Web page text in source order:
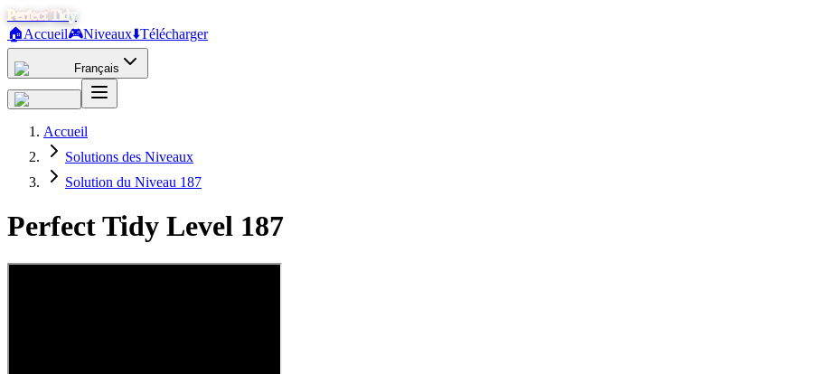
Perfect Tidy
🏠Accueil🎮Niveaux⬇️Télécharger
Français
Accueil
Solutions des Niveaux
Solution du Niveau 187
Perfect Tidy Level 187